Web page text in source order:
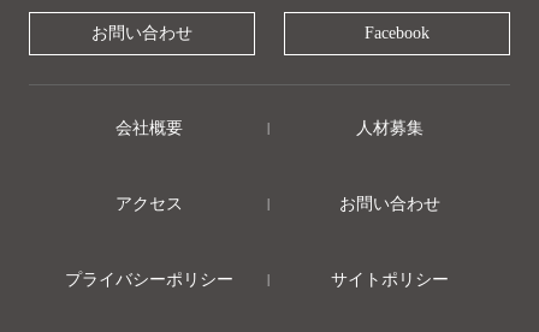
お問い合わせ Facebook
会社概要 人材募集
アクセス お問い合わせ
プライバシーポリシー サイトポリシー